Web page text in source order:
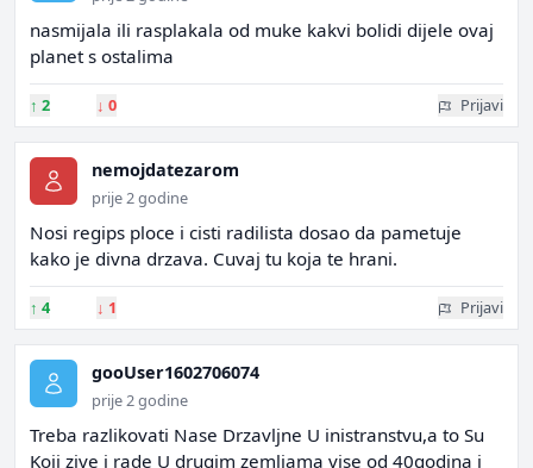
nasmijala ili rasplakala od muke kakvi bolidi dijele ovaj
planet s ostalima
↑ 2 ↓ 0 Prijavi
nemojdatezarom
prije 2 godine
Nosi regips ploce i cisti radilista dosao da pametuje
kako je divna drzava. Cuvaj tu koja te hrani.
↑ 4 ↓ 1 Prijavi
gooUser1602706074
prije 2 godine
Treba razlikovati Nase Drzavljne U inistranstvu,a to Su
Koji zive i rade U drugim zemljama vise od 40godina i